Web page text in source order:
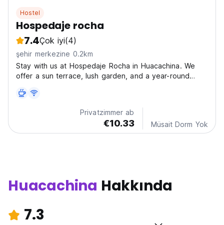
Hostel
Hospedaje rocha
7.4Çok iyi(4)
şehir merkezine 0.2km
Stay with us at Hospedaje Rocha in Huacachina. We
offer a sun terrace, lush garden, and a year-round
rooms, while still meeting other travellers in our
common areas. Breakfast is included! Hospedaje
Privatzimmer ab
€10.33 Müsait Dorm Yok
Huacachina Hakkında
7.3